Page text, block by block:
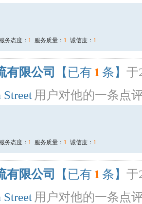
服务态度： 1 服务质量： 1 诚信度： 1
有限公司 【已有 1 条】 于
Street 用户对他的一条点
服务态度： 1 服务质量： 1 诚信度： 1
有限公司 【已有 1 条】 于
Street 用户对他的一条点